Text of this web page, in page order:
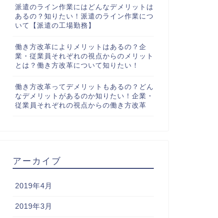
派遣のライン作業にはどんなデメリットは
あるの？知りたい！派遣のライン作業につ
いて【派遣の工場勤務】
働き方改革によりメリットはあるの？企
業・従業員それぞれの視点からのメリット
とは？働き方改革について知りたい！
働き方改革ってデメリットもあるの？どん
なデメリットがあるのか知りたい！企業・
従業員それぞれの視点からの働き方改革
アーカイブ
2019年4月
2019年3月